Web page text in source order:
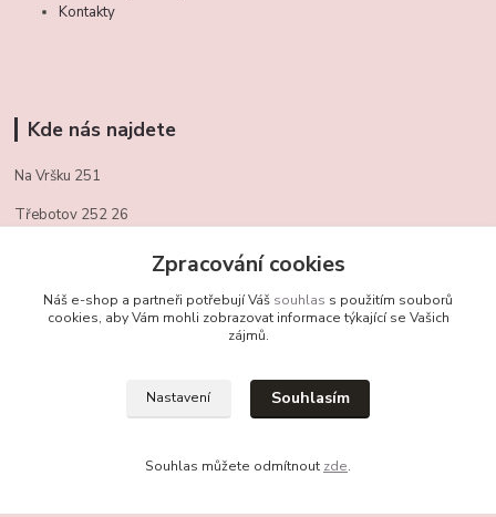
Kontakty
Kde nás najdete
Na Vršku 251
Třebotov 252 26
obchudekuradky@gmail.com
+420 721 459 949
Zpracování cookies
Náš e-shop a partneři potřebují Váš souhlas s použitím souborů
cookies, aby Vám mohli zobrazovat informace týkající se Vašich
zájmů.
Nastavení Souhlasím
Souhlas můžete odmítnout zde.